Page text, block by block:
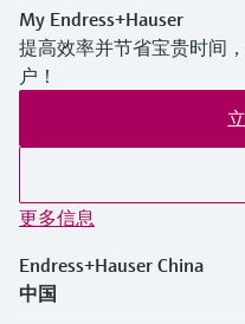
My Endress+Hauser
提高效率并节省宝贵时间
户！
更多信息
Endress+Hauser China
中国